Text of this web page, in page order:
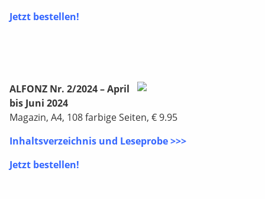
Jetzt bestellen!
ALFONZ Nr. 2/2024 – April
bis Juni 2024
Magazin, A4, 108 farbige Seiten, € 9.95
Inhaltsverzeichnis und Leseprobe >>>
Jetzt bestellen!